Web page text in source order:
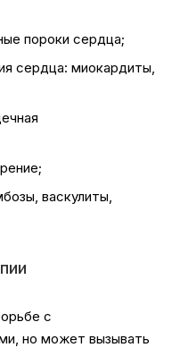
пороки сердца;
сердца: миокардиты,
васкулиты,
с
но может вызывать